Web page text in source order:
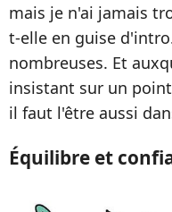
mais je n'ai jamais
t-elle en guise
nombreuses. Et
insistant sur un
il faut l'être aussi
Équilibre et